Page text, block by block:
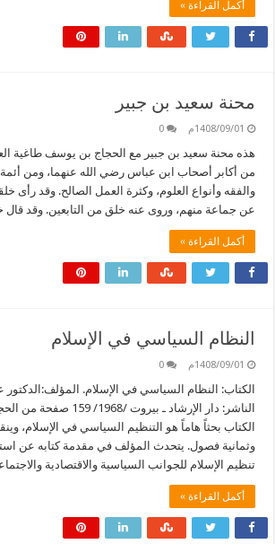
أكمل القراءة »
محنة سعيد بن جبير
1408/09/01م 0
هذه محنة سعيد بن جبير مع الحجاج بن يوسف طاغية
من أكابر أصحاب ابن عباس رضي الله عنهما، ومن أئمة
والفقه وأنواع العلوم، وكثرة العمل الصالح. وقد رأى
عن جماعة منهم، وروى عنه خلق من التابعين. وقد
أكمل القراءة »
النظام السياسي في الإسلام
1408/09/01م 0
الكتاب: النظام السياسي في الإسلام. المؤلف:الدكتور
الناشر: دار الإرشاد ـ بيروت /
الكتاب بحثاً هاماً هو التنظيم السياسي في الإسلام،
وثمانية فصول. يتحدث المؤلف في مقدمة كتابه عن
تنظيم الإسلام للجوانب السياسية والاقتصادية
أكمل القراءة »